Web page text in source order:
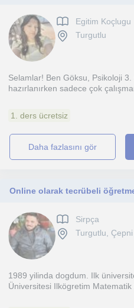
Egitim Koçlugu
Turgutlu
Selamlar! Ben Göksu, Psikoloji 3.
hazırlanırken sadece çok
1. ders ücretsiz
daha fazlasını gör
Sirpça
Turgutlu,
1989 yilinda dogdum. Ilk
Üniversitesi Ilkögretim Matematik